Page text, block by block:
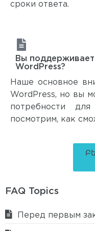
сроки ответа.
Вы
WordPress?
Наше основное
WordPress, но вы
потребности
посмотрим, как
FAQ Topics
Перед первым